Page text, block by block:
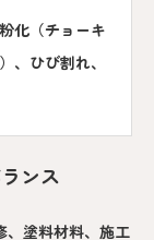
化（チョーキ
、ひび割れ、
ンス
、塗料材料、施工